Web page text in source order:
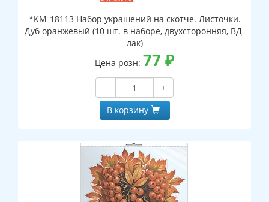
*КМ-18113 Набор украшений на скотче. Листочки.
Дуб оранжевый (10 шт. в наборе, двухсторонняя, ВД-
лак)
Цена розн: 77 ₽
−
+
В корзину